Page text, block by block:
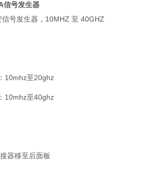
信号发生器
号发生器，10MHZ 至 40GHZ
10mhz至20ghz
10mhz至40ghz
器移至后面板